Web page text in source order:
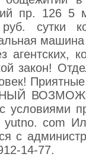
пр. 126 5
сутки
машина
агентских,
закон!
условиями
com
с
14-77.